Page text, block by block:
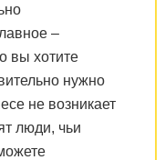
–
вы хотите
нужно
не возникает
люди, чьи